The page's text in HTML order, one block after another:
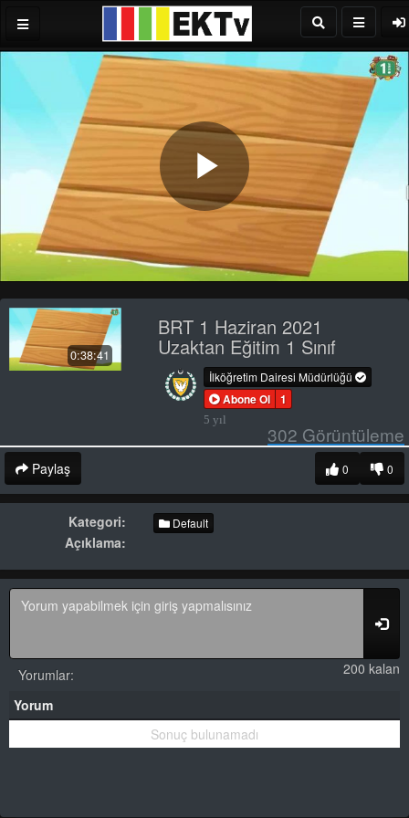
Play
Video
0:38:41
BRT 1 Haziran 2021
Uzaktan Eğitim 1 Sınıf
İlköğretim Dairesi Müdürlüğü
Abone Ol 1
5 yıl
302 Görüntüleme
Paylaş 0
0
Kategori: Default
Açıklama:
200 kalan
Yorumlar:
Yorum
Sonuç bulunamadı